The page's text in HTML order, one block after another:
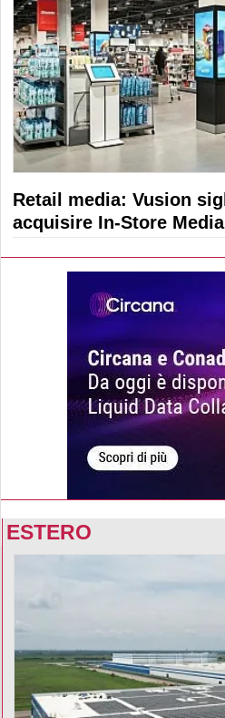
Retail media: Vusion
acquisire In-Store Media
ESTERO